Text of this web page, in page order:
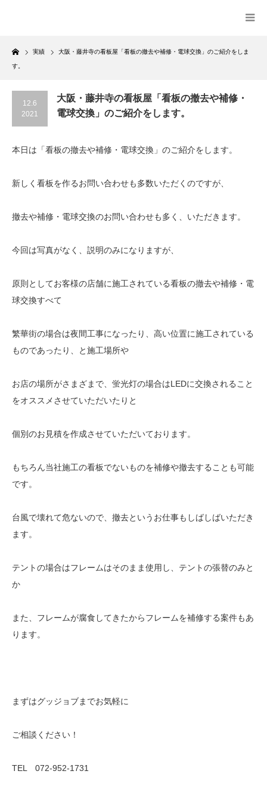
Home
実績 大阪・藤井寺の看板屋「看板の撤去や補修・電球交換」のご紹介をしま
す。
12.6
2021
大阪・藤井寺の看板屋「看板の撤去や補修・
電球交換」のご紹介をします。
本日は「看板の撤去や補修・電球交換」のご紹介をします。
新しく看板を作るお問い合わせも多数いただくのですが、
撤去や補修・電球交換のお問い合わせも多く、いただきます。
今回は写真がなく、説明のみになりますが、
原則としてお客様の店舗に施工されている看板の撤去や補修・電
球交換すべて
繁華街の場合は夜間工事になったり、高い位置に施工されている
ものであったり、と施工場所や
お店の場所がさまざまで、蛍光灯の場合はLEDに交換されること
をオススメさせていただいたりと
個別のお見積を作成させていただいております。
もちろん当社施工の看板でないものを補修や撤去することも可能
です。
台風で壊れて危ないので、撤去というお仕事もしばしばいただき
ます。
テントの場合はフレームはそのまま使用し、テントの張替のみと
か
また、フレームが腐食してきたからフレームを補修する案件もあ
ります。
まずはグッジョブまでお気軽に
ご相談ください！
TEL 072-952-1731